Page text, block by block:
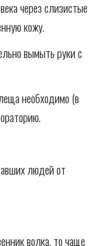
через слизистые
кожу.
вымыть руки с
необходимо (в
людей от
волка, то чаще